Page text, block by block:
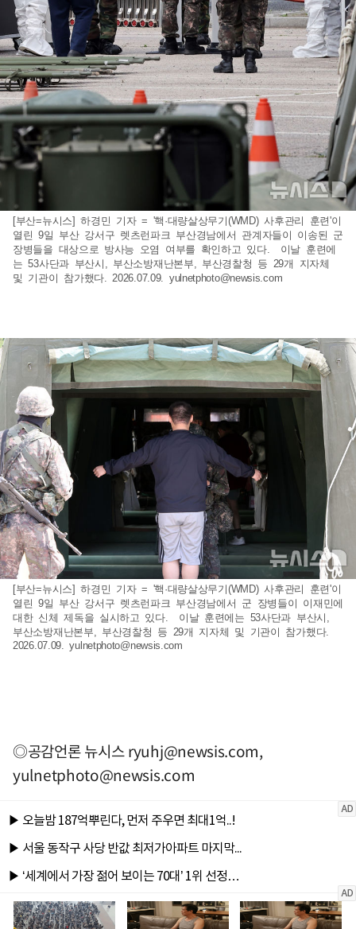
[부산=뉴시스] 하경민 기자 = '핵·대량살상무기(WMD) 사후관리 훈련'이
열린 9일 부산 강서구 렛츠런파크 부산경남에서 관계자들이 이송된 군
장병들을 대상으로 방사능 오염 여부를 확인하고 있다. 이날 훈련에
는 53사단과 부산시, 부산소방재난본부, 부산경찰청 등 29개 지자체
및 기관이 참가했다. 2026.07.09. yulnetphoto@newsis.com
[부산=뉴시스] 하경민 기자 = '핵·대량살상무기(WMD) 사후관리 훈련'이
열린 9일 부산 강서구 렛츠런파크 부산경남에서 군 장병들이 이재민에
대한 신체 제독을 실시하고 있다. 이날 훈련에는 53사단과 부산시,
부산소방재난본부, 부산경찰청 등 29개 지자체 및 기관이 참가했다.
2026.07.09.yulnetphoto@newsis.com
◎공감언론 뉴시스ryuhj@newsis.com,
yulnetphoto@newsis.com